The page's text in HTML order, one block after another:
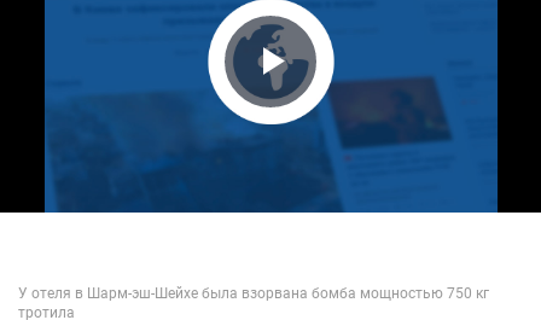
Play Video